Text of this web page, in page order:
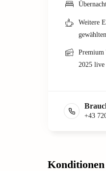
Weitere
2025
+43
Konditionen